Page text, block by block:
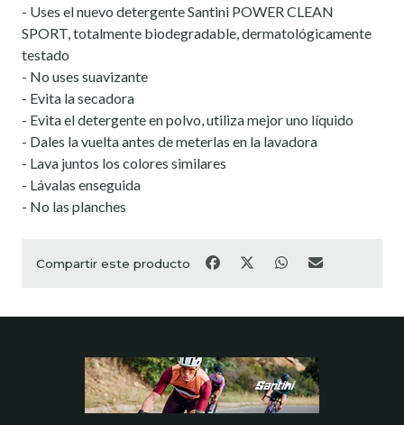
- Uses el nuevo detergente Santini POWER CLEAN
SPORT, totalmente biodegradable, dermatológicamente
testado
- No uses suavizante
- Evita la secadora
- Evita el detergente en polvo, utiliza mejor uno líquido
- Dales la vuelta antes de meterlas en la lavadora
- Lava juntos los colores similares
- Lávalas enseguida
- No las planches
Compartir este producto